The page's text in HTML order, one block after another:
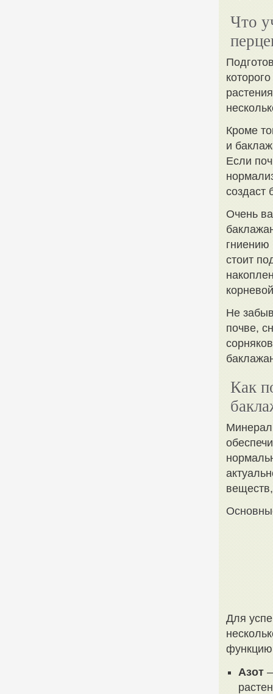
Что
Кроме
и
Если
создаст
Очень
гниению
стоит
Не
почве,
Как
Для
Азот